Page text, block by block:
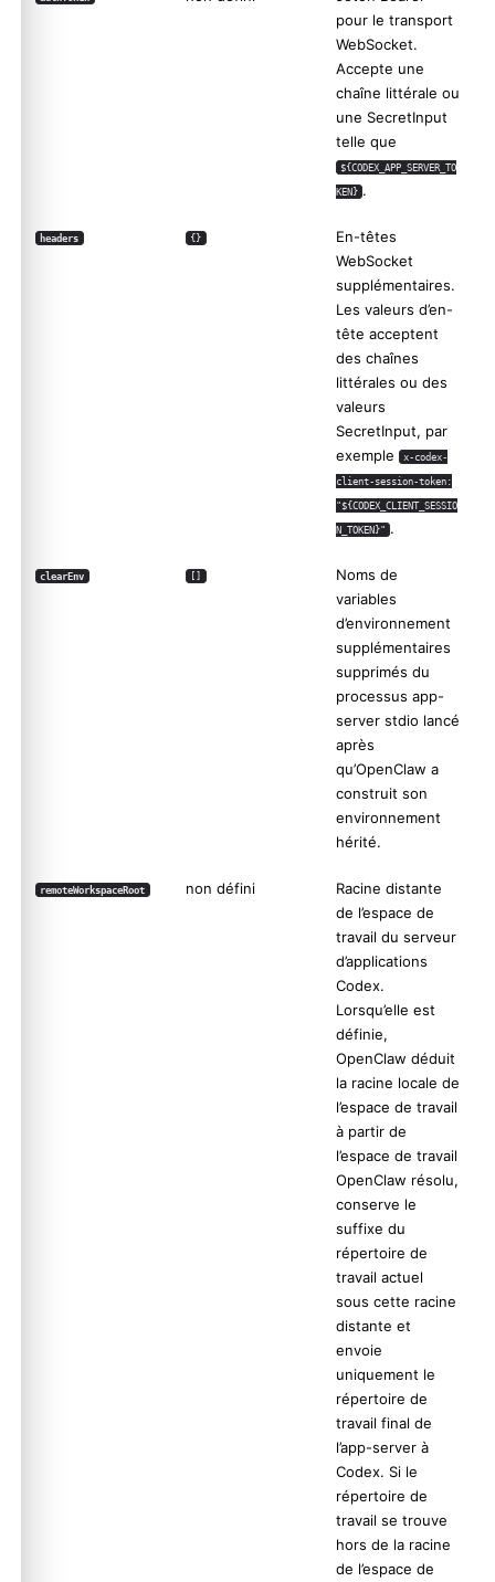
pour le transport
WebSocket.
Accepte une
chaîne littérale ou
une SecretInput
telle que
${CODEX_APP_SERVER_TO
KEN} .
headers {}
En-têtes
WebSocket
supplémentaires.
Les valeurs d’en-
tête acceptent
des chaînes
littérales ou des
valeurs
SecretInput, par
exemple
x-codex-
client-session-token:
"${CODEX_CLIENT_SESSIO
N_TOKEN}" .
clearEnv
Noms de
variables
d’environnement
supplémentaires
supprimés du
processus app-
server stdio lancé
après
qu’OpenClaw a
construit son
environnement
hérité.
remoteWorkspaceRoot non défini
Racine distante
de l’espace de
travail du serveur
d’applications
Codex.
Lorsqu’elle est
définie,
OpenClaw déduit
la racine locale de
l’espace de travail
à partir de
l’espace de travail
OpenClaw résolu,
conserve le
suffixe du
répertoire de
travail actuel
sous cette racine
distante et
envoie
uniquement le
répertoire de
travail final de
l’app-server à
Codex. Si le
répertoire de
travail se trouve
hors de la racine
de l’espace de